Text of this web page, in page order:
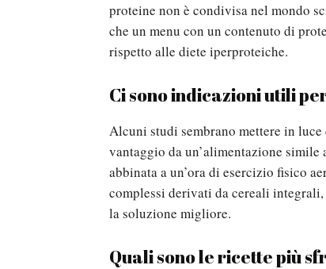
proteine non è condivisa nel mondo
che un menu con un contenuto di
rispetto alle diete iperproteiche.
Ci sono indicazioni utili
Alcuni studi sembrano mettere in
vantaggio da un’alimentazione
abbinata a un’ora di esercizio fisico
complessi derivati da cereali integrali,
la soluzione migliore.
Quali sono le ricette più